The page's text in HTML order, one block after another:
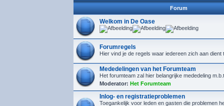
Forum
Welkom in De Oase
Forumregels
Hier vind je de regels waar iedereen zich aan dient
Mededelingen van het Forumteam
Het forumteam zal hier belangrijke mededeling
Moderator: Het Forumteam
Inlog- en registratieproblemen
Toegankelijk voor leden en gasten die problemen